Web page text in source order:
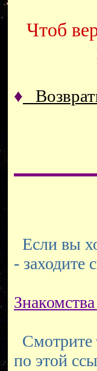
Чтоб
♦
Если вы
- заходите
Смотрите
по этой